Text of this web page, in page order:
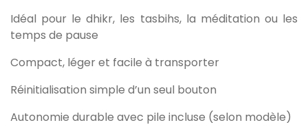
Idéal pour le dhikr, les tasbihs, la méditation ou les
temps de pause
Compact, léger et facile à transporter
Réinitialisation simple d’un seul bouton
Autonomie durable avec pile incluse (selon modèle)